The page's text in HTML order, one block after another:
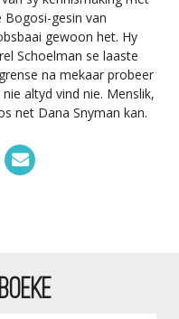
Bogosi-gesin van
gewoon het. Hy
Schoelman se laaste
na mekaar probeer
altyd vind nie. Menslik,
net Dana Snyman kan.